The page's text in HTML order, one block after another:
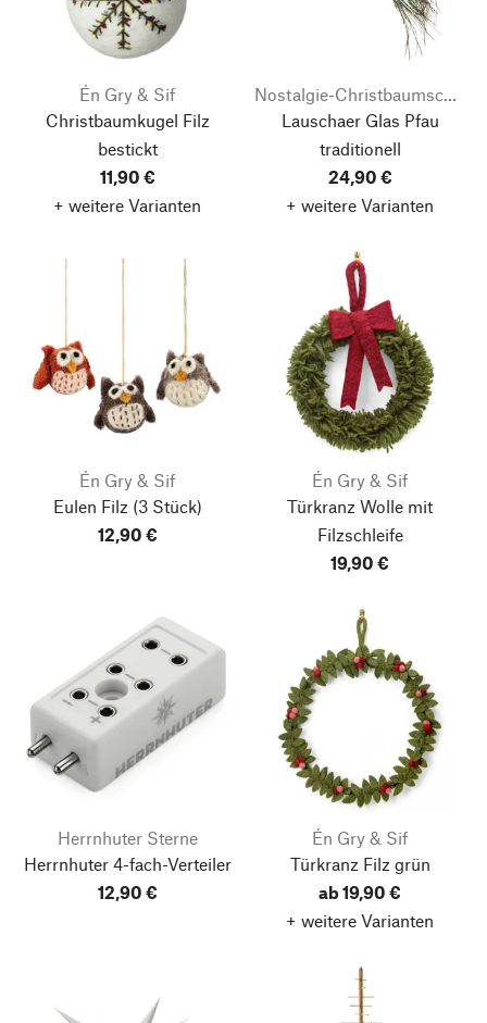
Én Gry & Sif
Christbaumkugel Filz
bestickt
11,90 €
+ weitere Varianten
Nostalgie-Christbaumschmuck
Lauschaer Glas Pfau
traditionell
24,90 €
+ weitere Varianten
Én Gry & Sif
Eulen Filz (3 Stück)
12,90 €
Én Gry & Sif
Türkranz Wolle mit
Filzschleife
19,90 €
Herrnhuter Sterne
Herrnhuter 4-fach-Verteiler
12,90 €
Én Gry & Sif
Türkranz Filz grün
ab 19,90 €
+ weitere Varianten